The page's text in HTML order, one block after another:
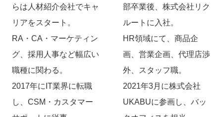
らは人材紹介会社でキャ
リアをスタート。
RA・CA・マーケティン
グ、採用人事など幅広い
職種に関わる。
2017年にIT業界に転職
し、CSM・カスタマー
部卒業後、株式会社リク
ルートに入社。
HR領域にて、商品企
画、営業企画、代理店渉
外、スタッフ職。
2021年3月に株式会社
UKABUに参画し、バッ